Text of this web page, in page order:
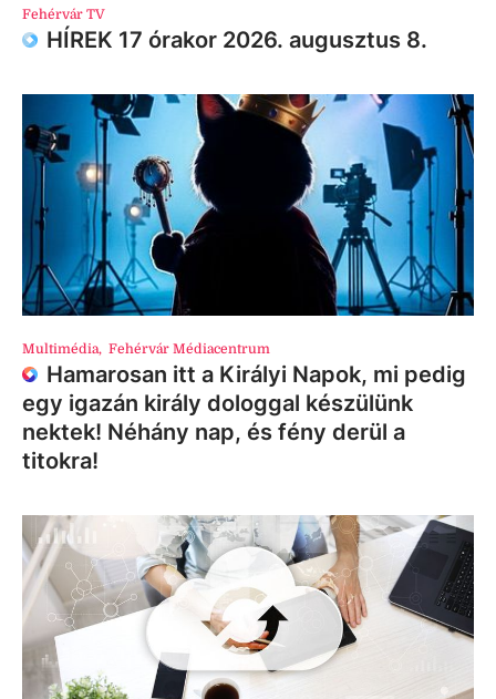
Fehérvár TV
HÍREK 17 órakor 2026. augusztus 8.
Multimédia, Fehérvár Médiacentrum
Hamarosan itt a Királyi Napok, mi pedig
egy igazán király dologgal készülünk
nektek! Néhány nap, és fény derül a
titokra!